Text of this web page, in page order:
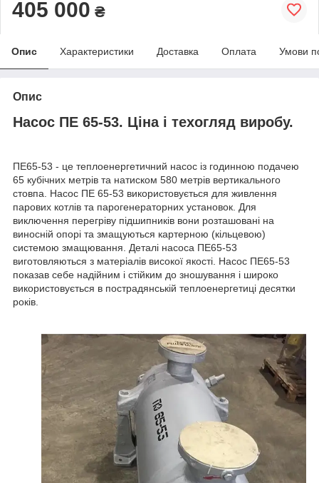
405 000 ₴
Опис Характеристики Доставка Оплата Умови
Опис
Насос ПЕ 65-53. Ціна і техогляд виробу.
ПЕ65-53 - це теплоенергетичний насос із годинною подачею
65 кубічних метрів та натиском 580 метрів вертикального
стовпа. Насос ПЕ 65-53 використовується для живлення
парових котлів та парогенераторних установок. Для
виключення перегріву підшипників вони розташовані на
виносній опорі та змащуються картерною (кільцевою)
системою змащювання. Деталі насоса ПЕ65-53
виготовляються з матеріалів високої якості. Насос ПЕ65-53
показав себе надійним і стійким до зношування і широко
використовується в пострадянській теплоенергетиці десятки
років.